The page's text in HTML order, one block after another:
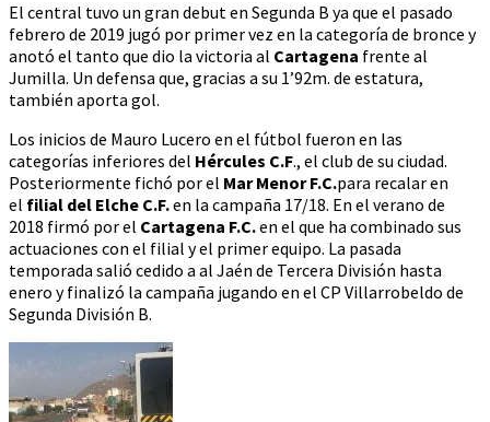
El central tuvo un gran debut en Segunda B ya que el pasado
febrero de 2019 jugó por primer vez en la categoría de bronce y
anotó el tanto que dio la victoria al Cartagena frente al
Jumilla. Un defensa que, gracias a su 1’92m. de estatura,
también aporta gol.
Los inicios de Mauro Lucero en el fútbol fueron en las
categorías inferiores del Hércules C.F., el club de su ciudad.
Posteriormente fichó por el Mar Menor F.C.para recalar en
el filial del Elche C.F.en la campaña 17/18. En el verano de
2018 firmó por el Cartagena F.C.en el que ha combinado sus
actuaciones con el filial y el primer equipo. La pasada
temporada salió cedido a al Jaén de Tercera División hasta
enero y finalizó la campaña jugando en el CP Villarrobeldo de
Segunda División B.